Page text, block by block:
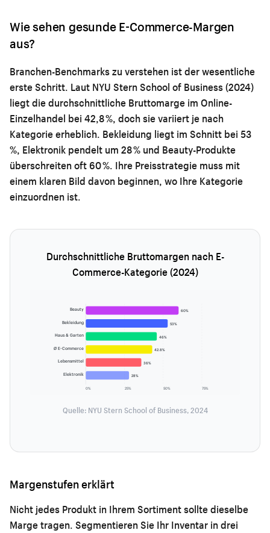
Wie sehen gesunde E-Commerce-Margen
aus?
Branchen-Benchmarks zu verstehen ist der wesentliche
erste Schritt. Laut NYU Stern School of Business (2024)
liegt die durchschnittliche Bruttomarge im Online-
Einzelhandel bei 42,8 %, doch sie variiert je nach
Kategorie erheblich. Bekleidung liegt im Schnitt bei 53
%, Elektronik pendelt um 28 % und Beauty-Produkte
überschreiten oft 60 %. Ihre Preisstrategie muss mit
einem klaren Bild davon beginnen, wo Ihre Kategorie
einzuordnen ist.
Durchschnittliche Bruttomargen nach E-
Commerce-Kategorie (2024)
0% 25% 50% 75%
Beauty 60%
Bekleidung 53%
Haus & Garten 46%
Ø E-Commerce 42.8%
Lebensmittel 36%
Elektronik 28%
Quelle: NYU Stern School of Business, 2024
Margenstufen erklärt
Nicht jedes Produkt in Ihrem Sortiment sollte dieselbe
Marge tragen. Segmentieren Sie Ihr Inventar in drei